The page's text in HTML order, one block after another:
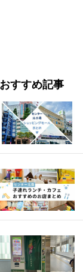
おすすめ記事